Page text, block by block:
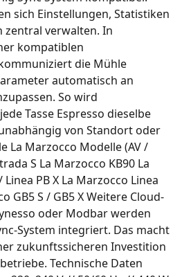
sich Einstellungen, Statistiken
zentral verwalten. In
kompatiblen
die Mühle
automatisch an
So wird
Tasse Espresso dieselbe
von Standort oder
La Marzocco Modelle (AV /
S La Marzocco KB90 La
PB X La Marzocco Linea
GB5 S / GB5 X Weitere Cloud-
oder Modbar werden
System integriert. Das macht
zukunftssicheren Investition
Technische Daten